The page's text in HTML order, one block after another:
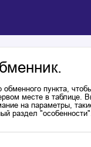
пункта,
месте в таблице.
на параметры,
раздел